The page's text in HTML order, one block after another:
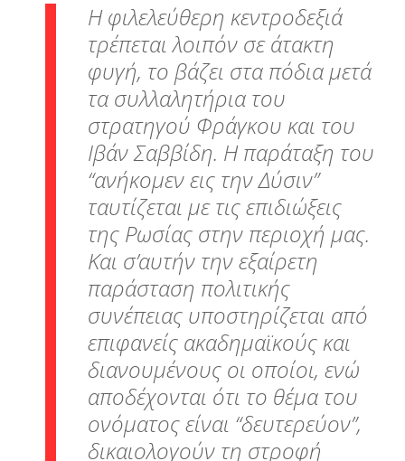
Η φιλελεύθερη κεντροδεξιά
τρέπεται λοιπόν σε άτακτη
φυγή, το βάζει στα πόδια μετά
τα συλλαλητήρια του
στρατηγού Φράγκου και του
Ιβάν Σαββίδη. Η παράταξη του
“ανήκομεν εις την Δύσιν”
ταυτίζεται με τις επιδιώξεις
της Ρωσίας στην περιοχή μας.
Και σ’αυτήν την εξαίρετη
παράσταση πολιτικής
συνέπειας υποστηρίζεται από
επιφανείς ακαδημαϊκούς και
διανουμένους οι οποίοι, ενώ
αποδέχονται ότι το θέμα του
ονόματος είναι “δευτερεύον”,
δικαιολογούν τη στροφή